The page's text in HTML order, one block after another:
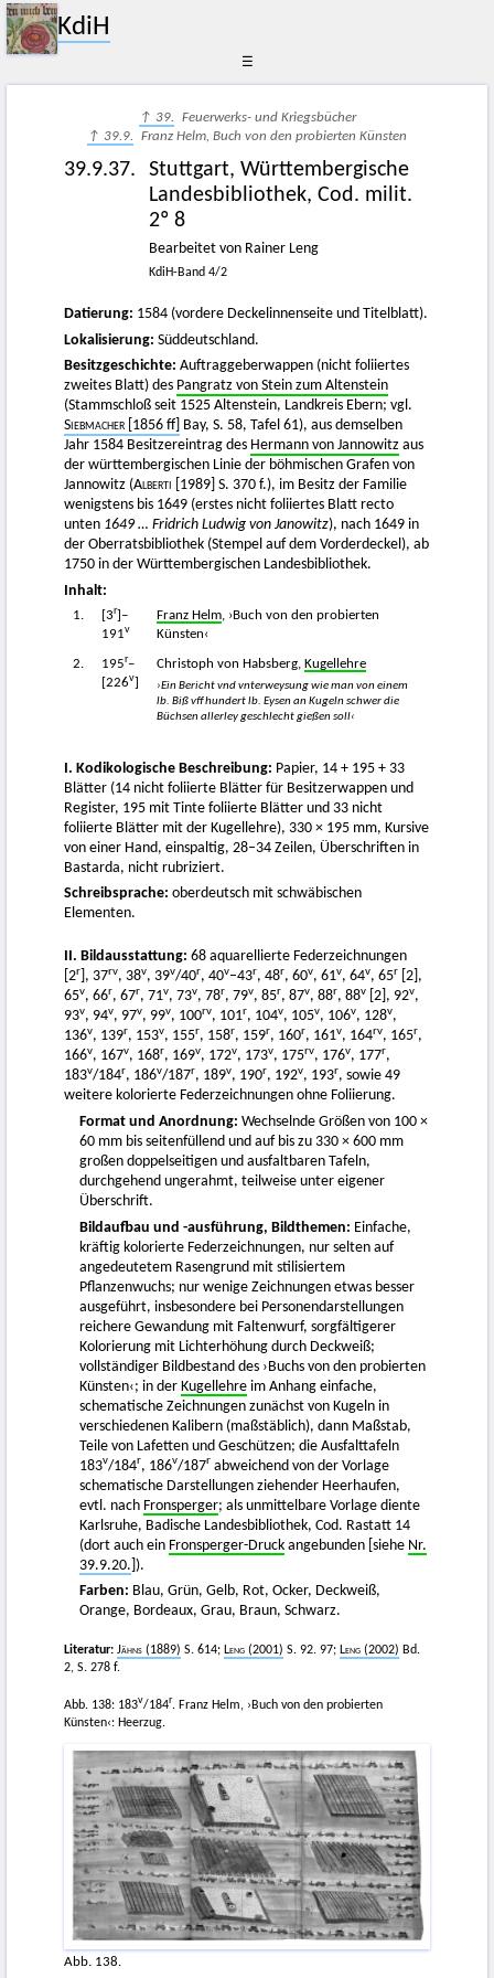
KdiH
☰
↑ 39. Feuerwerks- und Kriegsbücher
↑ 39.9. Franz Helm, Buch von den probierten Künsten
39.9.37.
Stuttgart, Württembergische
Landesbibliothek, Cod. milit.
2º 8
Bearbeitet von Rainer Leng
KdiH-Band 4/2
Datierung: 1584 (vordere Deckelinnenseite und Titelblatt).
Lokalisierung: Süddeutschland.
Besitzgeschichte: Auftraggeberwappen (nicht foliiertes
zweites Blatt) des Pangratz von Stein zum Altenstein
(Stammschloß seit 1525 Altenstein, Landkreis Ebern; vgl.
Siebmacher [1856 ff] Bay, S. 58, Tafel 61), aus demselben
Jahr 1584 Besitzereintrag des Hermann von Jannowitz aus
der württembergischen Linie der böhmischen Grafen von
Jannowitz (Alberti [1989] S. 370 f.), im Besitz der Familie
wenigstens bis 1649 (erstes nicht foliiertes Blatt recto
unten 1649 … Fridrich Ludwig von Janowitz), nach 1649 in
der Oberratsbibliothek (Stempel auf dem Vorderdeckel), ab
1750 in der Württembergischen Landesbibliothek.
Inhalt:
1. [3r ]–
191v
Franz Helm, ›Buch von den probierten
Künsten‹
2. 195r–
[226v
Christoph von Habsberg, Kugellehre
›Ein Bericht vnd vnterweysung wie man von einem
lb. Biß vff hundert lb. Eysen an Kugeln schwer die
Büchsen allerley geschlecht gießen soll‹
I. Kodikologische Beschreibung: Papier, 14 + 195 + 33
Blätter (14 nicht foliierte Blätter für Besitzerwappen und
Register, 195 mit Tinte foliierte Blätter und 33 nicht
foliierte Blätter mit der Kugellehre), 330 × 195 mm, Kursive
von einer Hand, einspaltig, 28–34 Zeilen, Überschriften in
Bastarda, nicht rubriziert.
Schreibsprache: oberdeutsch mit schwäbischen
Elementen.
II. Bildausstattung: 68 aquarellierte Federzeichnungen
[2r ], 37rv, 38v, 39v/40r, 40v–43r, 48r, 60v, 61v, 64v, 65r
[2],
65v, 66r, 67r, 71v, 73v, 78r, 79v, 85r, 87v, 88r, 88v [2], 92v,
93v, 94v, 97v, 99v, 100rv, 101r, 104v, 105v, 106v, 128v,
136v, 139r, 153v, 155r, 158r, 159r, 160r, 161v, 164rv, 165r,
166v, 167v, 168r, 169v, 172v, 173v, 175rv, 176v, 177r,
183v/184r, 186v/187r, 189v, 190r, 192v, 193r, sowie 49
weitere kolorierte Federzeichnungen ohne Foliierung.
Format und Anordnung: Wechselnde Größen von 100 ×
60 mm bis seitenfüllend und auf bis zu 330 × 600 mm
großen doppelseitigen und ausfaltbaren Tafeln,
durchgehend ungerahmt, teilweise unter eigener
Überschrift.
Bildaufbau und -ausführung, Bildthemen: Einfache,
kräftig kolorierte Federzeichnungen, nur selten auf
angedeutetem Rasengrund mit stilisiertem
Pflanzenwuchs; nur wenige Zeichnungen etwas besser
ausgeführt, insbesondere bei Personendarstellungen
reichere Gewandung mit Faltenwurf, sorgfältigerer
Kolorierung mit Lichterhöhung durch Deckweiß;
vollständiger Bildbestand des ›Buchs von den probierten
Künsten‹; in der Kugellehre im Anhang einfache,
schematische Zeichnungen zunächst von Kugeln in
verschiedenen Kalibern (maßstäblich), dann Maßstab,
Teile von Lafetten und Geschützen; die Ausfalttafeln
183v/184r, 186v/187r abweichend von der Vorlage
schematische Darstellungen ziehender Heerhaufen,
evtl. nach Fronsperger; als unmittelbare Vorlage diente
Karlsruhe, Badische Landesbibliothek, Cod. Rastatt 14
(dort auch ein Fronsperger-Druck angebunden [siehe Nr.
39.9.20. ]).
Farben: Blau, Grün, Gelb, Rot, Ocker, Deckweiß,
Orange, Bordeaux, Grau, Braun, Schwarz.
Literatur: Jähns (1889) S. 614; Leng (2001) S. 92. 97; Leng (2002) Bd.
2, S. 278 f.
Abb. 138: 183v/184r. Franz Helm, ›Buch von den probierten
Künsten‹: Heerzug.
Abb. 138.